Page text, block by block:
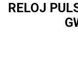
RELOJ